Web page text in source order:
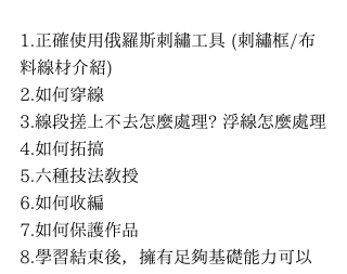
1.正確使用俄羅斯刺繡工具 (刺繡框/布
料線材介紹)
2.如何穿線
3.線段搓上不去怎麼處理? 浮線怎麼處理
4.如何拓搞
5.六種技法教授
6.如何收編
7.如何保護作品
8.學習結束後，擁有足夠基礎能力可以